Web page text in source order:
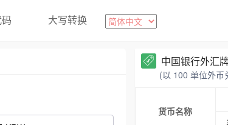
大写转换
中国银行外汇
(以 100 单位外
货币名称